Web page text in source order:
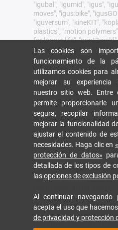
"igubal", "igumid", "igus",
moves", "igus:bike",
"iguversum", "kineKIT",
plastics", "motion
for longer life",
"readycable", "readychain",
"reguse", "robolink",
"superwise", "take the
"tribotape", "triflex",
igus improves", "xirodur",
comerciales legalmente
Co. KG en la República
países. Esta es una lista
marcas comerciales de igus
empresas afiliadas de igus
Europea, EE.UU. y/u otros
igus® SE & Co. KG
producto de las empresas
Baumüller, Beckhoff, Lahr,
Danaher Motion, ELAU,
Mitsubishi, NUM, Parker,
Siemens, Stöber y
mencionado en esta
que ofrece igus® S.L.U.
Las cookies son
funcionamiento de la
utilizamos cookies para
mejorar su experiencia
nuestro sitio web. Entre
permite proporcionarle
segura, recopilar
mejorar la funcionalidad
ajustar el contenido de
necesidades. Haga clic en
protección de datos»
detallada de los tipos de
lasopciones de exclusión
Al continuar
acepta el uso que
de privacidad y protección